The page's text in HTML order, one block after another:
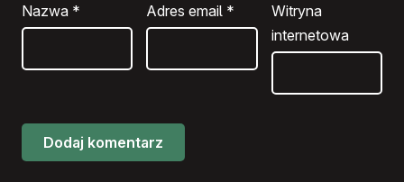
Nazwa * Adres email *
Witryna
internetowa